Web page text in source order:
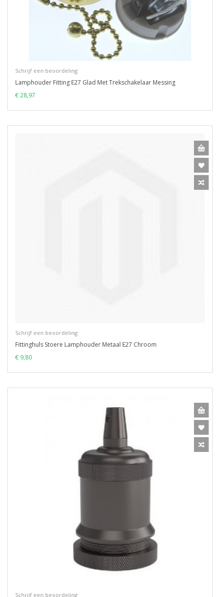
Schrijf een beoordeling
Lamphouder Fitting E27 Glad Met Trekschakelaar Messing
€ 28,97
Schrijf een beoordeling
Fittinghuls Stoere Lamphouder Metaal E27 Chroom
€ 9,80
Schrijf een beoordeling